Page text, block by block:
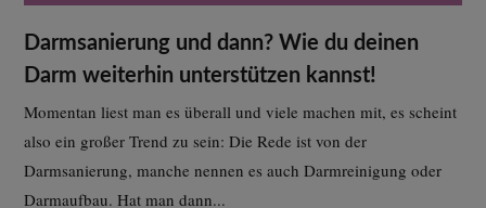
Darmsanierung und dann? Wie du deinen
Darm weiterhin unterstützen kannst!
Momentan liest man es überall und viele machen mit, es scheint
also ein großer Trend zu sein: Die Rede ist von der
Darmsanierung, manche nennen es auch Darmreinigung oder
Darmaufbau. Hat man dann...